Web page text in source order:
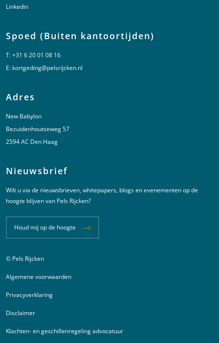
Linkedin
Spoed (Buiten kantoortijden)
T:+31 6 20 01 08 16
E: kortgeding@pelsrijcken.nl
Adres
New Babylon
Bezuidenhoutseweg 57
2594 AC Den Haag
Nieuwsbrief
Wilt u via de nieuwsbrieven, whitepapers, blogs en evenementen op de
hoogte blijven van Pels Rijcken?
Houd mij op de hoogte
Juridische informatie
© Pels Rijcken
Algemene voorwaarden
Privacyverklaring
Disclaimer
Klachten- en geschillenregeling advocatuur